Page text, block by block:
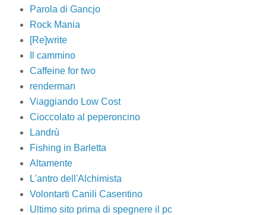
Parola di Gancjo
Rock Mania
[Re]write
Il cammino
Caffeine for two
renderman
Viaggiando Low Cost
Cioccolato al peperoncino
Landrù
Fishing in Barletta
Altamente
L'antro dell'Alchimista
Volontarti Canili Casentino
Ultimo sito prima di spegnere il pc